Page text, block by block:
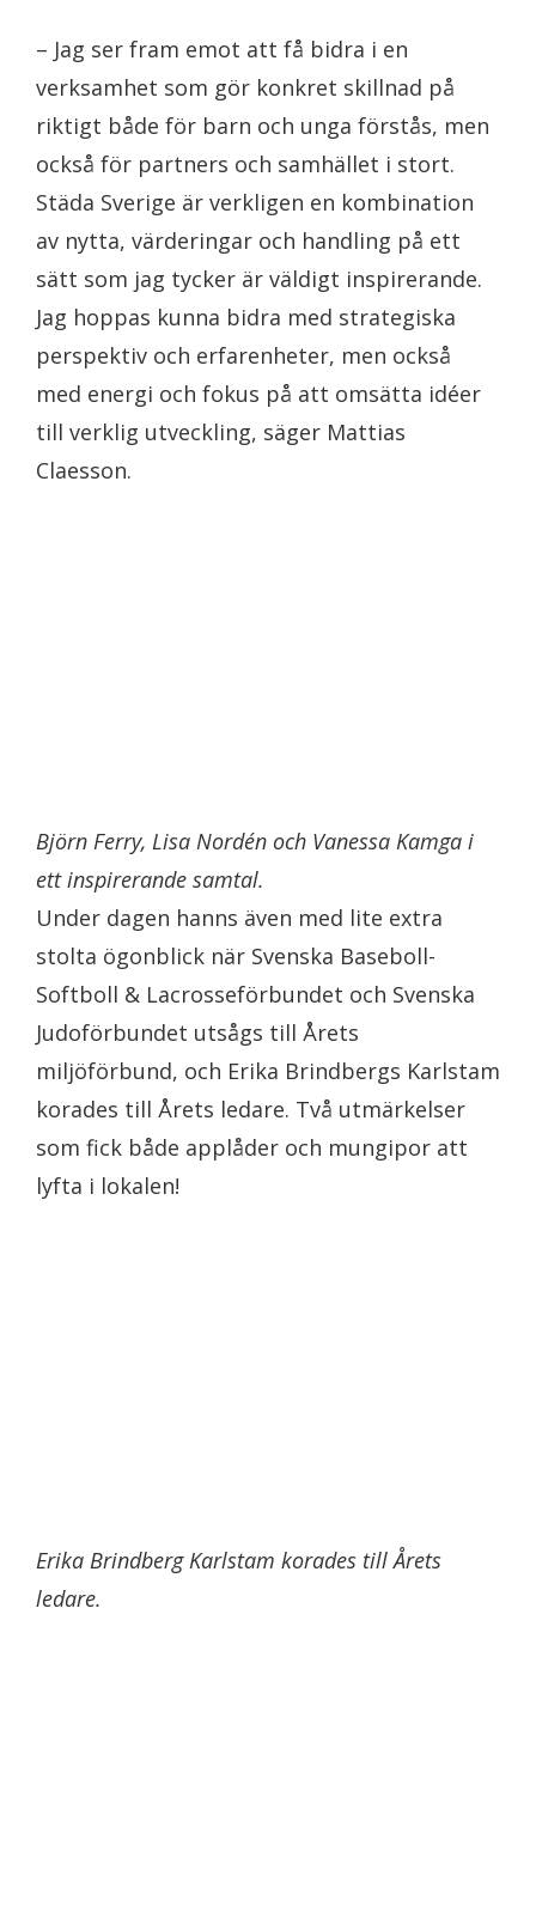
– Jag ser fram emot att få bidra i en
verksamhet som gör konkret skillnad på
riktigt både för barn och unga förstås, men
också för partners och samhället i stort.
Städa Sverige är verkligen en kombination
av nytta, värderingar och handling på ett
sätt som jag tycker är väldigt inspirerande.
Jag hoppas kunna bidra med strategiska
perspektiv och erfarenheter, men också
med energi och fokus på att omsätta idéer
till verklig utveckling, säger Mattias
Claesson.
Björn Ferry, Lisa Nordén och Vanessa Kamga i
ett inspirerande samtal.
Under dagen hanns även med lite extra
stolta ögonblick när Svenska Baseboll-
Softboll & Lacrosseförbundet och Svenska
Judoförbundet utsågs till Årets
miljöförbund, och Erika Brindbergs Karlstam
korades till Årets ledare. Två utmärkelser
som fick både applåder och mungipor att
lyfta i lokalen!
Erika Brindberg Karlstam korades till Årets
ledare.